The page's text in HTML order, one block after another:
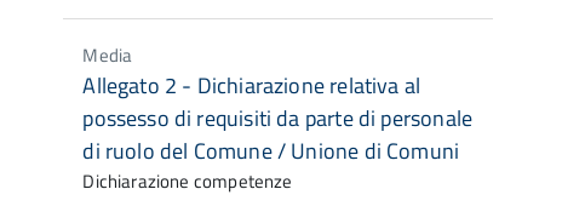
Media
Allegato 2 - Dichiarazione relativa al
possesso di requisiti da parte di personale
di ruolo del Comune / Unione di Comuni
Dichiarazione competenze